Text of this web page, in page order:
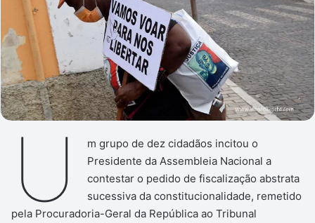
U
m grupo de dez cidadãos incitou o
Presidente da Assembleia Nacional a
contestar o pedido de fiscalização abstrata
sucessiva da constitucionalidade, remetido
pela Procuradoria-Geral da República ao Tribunal